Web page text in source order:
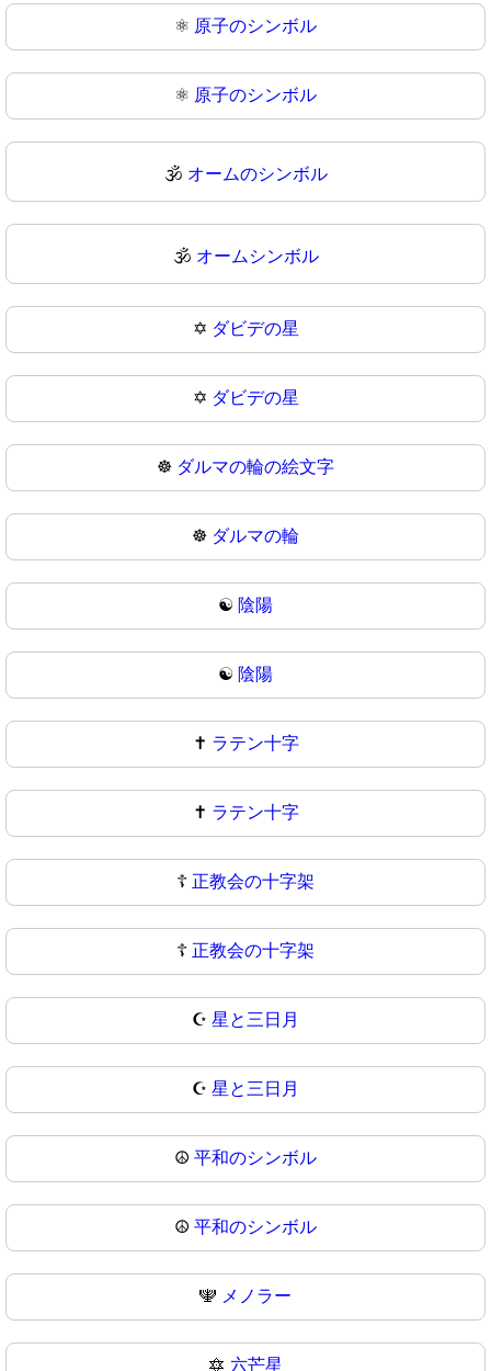
⚛️ 原子のシンボル
⚛ 原子のシンボル
🕉️ オームのシンボル
🕉 オームシンボル
✡️ ダビデの星
✡ ダビデの星
☸️ ダルマの輪の絵文字
☸ ダルマの輪
☯️ 陰陽
☯ 陰陽
✝️ ラテン十字
✝ ラテン十字
☦️ 正教会の十字架
☦ 正教会の十字架
☪️ 星と三日月
☪ 星と三日月
☮️ 平和のシンボル
☮ 平和のシンボル
🕎 メノラー
🔯 六芒星